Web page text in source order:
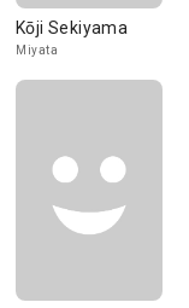
Kōji Sekiyama
Miyata